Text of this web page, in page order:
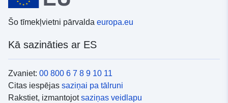
Šo tīmekļvietni pārvalda europa.eu
Kā sazināties ar ES
Zvaniet: 00 800 6 7 8 9 10 11
Citas iespējas saziņai pa tālruni
Rakstiet, izmantojotsaziņas veidlapu